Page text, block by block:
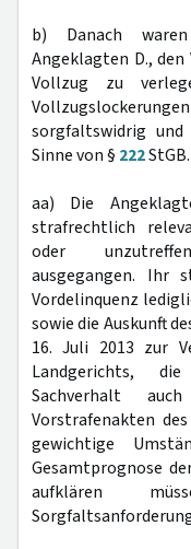
b) Danach
Angeklagten D.,
Vollzug zu
sorgfaltswidrig
Sinne von § 222StGB.
aa) Die
strafrechtlich
oder
ausgegangen. Ihr
Vordelinquenz
sowie die Auskunft
16. Juli 2013 zur
Landgerichts,
Sachverhalt
Vorstrafenakten
gewichtige
Gesamtprognose
aufklären